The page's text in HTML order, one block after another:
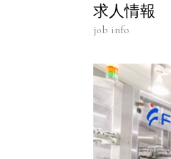
求人情報
job info